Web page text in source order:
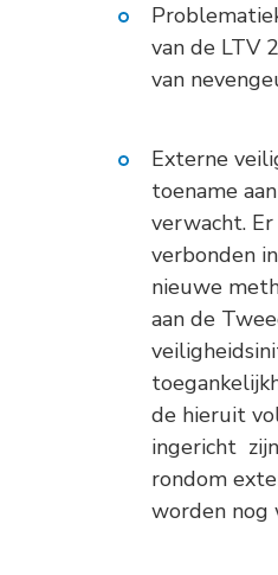
van de LTV
van
Externe
toename
verwacht. Er
verbonden
nieuwe
aan de
de hieruit
ingericht
rondom
worden nog